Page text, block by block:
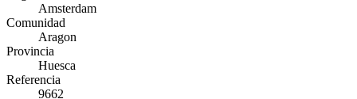
Amsterdam
Comunidad
Aragon
Provincia
Huesca
Referencia
9662